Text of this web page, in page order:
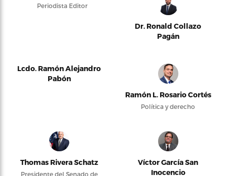
Periodista Editor
Dr. Ronald Collazo
Pagán
Lcdo. Ramón Alejandro
Pabón
Ramón L. Rosario Cortés
Política y derecho
Thomas Rivera Schatz
Presidente del Senado de
Víctor García San
Inocencio